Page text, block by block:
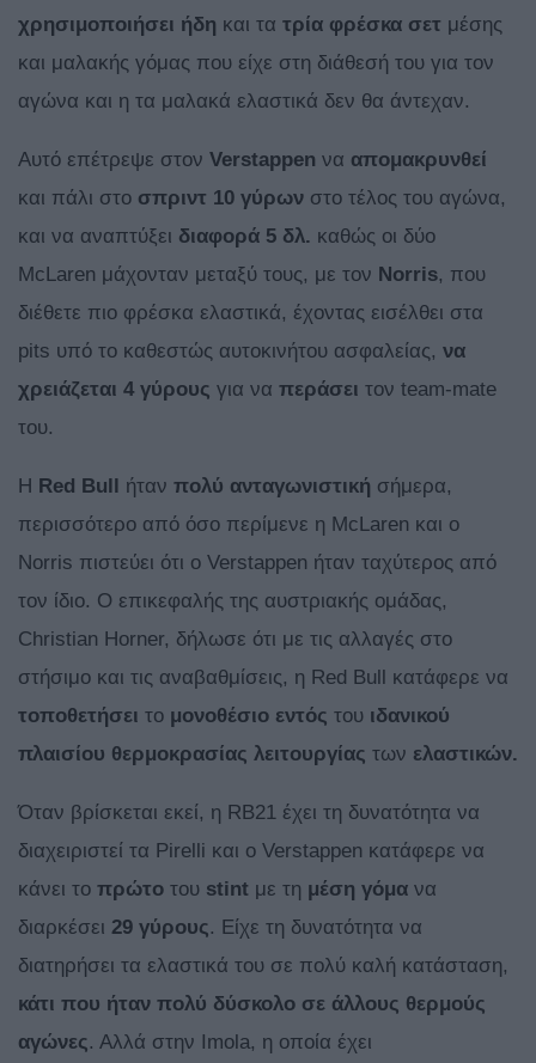
χρησιμοποιήσει ήδη και τα τρία φρέσκα σετ μέσης
και μαλακής γόμας που είχε στη διάθεσή του για τον
αγώνα και η τα μαλακά ελαστικά δεν θα άντεχαν.
Αυτό επέτρεψε στον Verstappen να απομακρυνθεί
και πάλι στο σπριντ 10 γύρων στο τέλος του αγώνα,
και να αναπτύξει διαφορά 5 δλ. καθώς οι δύο
McLaren μάχονταν μεταξύ τους, με τον Norris, που
διέθετε πιο φρέσκα ελαστικά, έχοντας εισέλθει στα
pits υπό το καθεστώς αυτοκινήτου ασφαλείας, να
χρειάζεται 4 γύρους για να περάσει τον team-mate
του.
Η Red Bull ήταν πολύ ανταγωνιστική σήμερα,
περισσότερο από όσο περίμενε η McLaren και ο
Norris πιστεύει ότι ο Verstappen ήταν ταχύτερος από
τον ίδιο. Ο επικεφαλής της αυστριακής ομάδας,
Christian Horner, δήλωσε ότι με τις αλλαγές στο
στήσιμο και τις αναβαθμίσεις, η Red Bull κατάφερε να
τοποθετήσει το μονοθέσιο εντός του ιδανικού
πλαισίου θερμοκρασίας λειτουργίας των ελαστικών.
Όταν βρίσκεται εκεί, η RB21 έχει τη δυνατότητα να
διαχειριστεί τα Pirelli και ο Verstappen κατάφερε να
κάνει το πρώτο του stint με τη μέση γόμα να
διαρκέσει 29 γύρους. Είχε τη δυνατότητα να
διατηρήσει τα ελαστικά του σε πολύ καλή κατάσταση,
κάτι που ήταν πολύ δύσκολο σε άλλους θερμούς
αγώνες. Αλλά στην Imola, η οποία έχει